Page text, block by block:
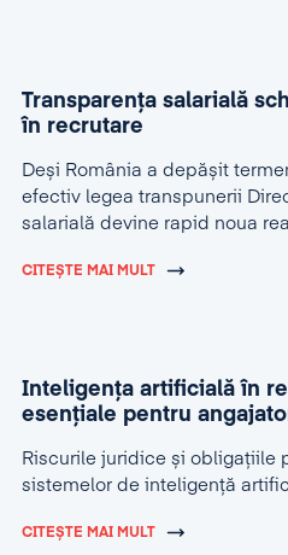
Transparența salarială
în recrutare
Deși România a depășit
efectiv legea transpunerii
salarială devine rapid noua
CITEȘTE MAI MULT
Inteligența artificială în
esențiale pentru
Riscurile juridice și obligațiile
sistemelor de inteligență
CITEȘTE MAI MULT